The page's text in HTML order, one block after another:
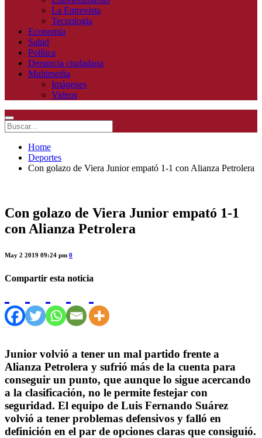
La Entrevista
Tecnologia
Economía
Salud
Política
Denuncia ciudadana
Multimedia
Imágenes
Videos
Home
Deportes
Con golazo de Viera Junior empató 1-1 con Alianza Petrolera
Con golazo de Viera Junior empató 1-1
con Alianza Petrolera
May 2 2019 09:24 pm 0
Compartir esta noticia
Junior volvió a tener un mal partido frente a
Alianza Petrolera y sufrió más de la cuenta para
conseguir un punto, que aunque lo sigue acercando
a la clasificación, no le permite festejar con
seguridad. El equipo de Luis Fernando Suárez
volvió a tener problemas defensivos y falló en
definición en el par de opciones claras que consiguió.